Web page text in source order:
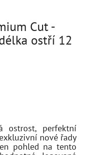
Cut -
ostří 12
ostrost, perfektní
nové řady
pohled na tento